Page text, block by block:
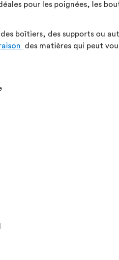
pour les poignées, les
boîtiers, des supports ou
des matières qui peut